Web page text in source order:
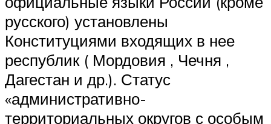
русского) установлены
Конституциями входящих в нее
республик ( Мордовия , Чечня ,
Дагестан и др.). Статус
«административно-
территориальных округов с особым